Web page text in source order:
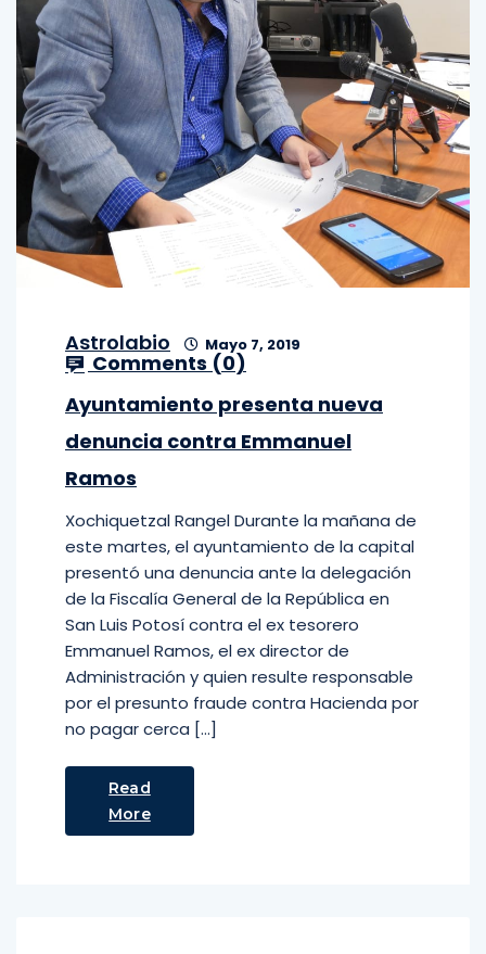
Astrolabio Mayo 7, 2019
Comments (0)
Ayuntamiento presenta nueva
denuncia contra Emmanuel
Ramos
Xochiquetzal Rangel Durante la mañana de
este martes, el ayuntamiento de la capital
presentó una denuncia ante la delegación
de la Fiscalía General de la República en
San Luis Potosí contra el ex tesorero
Emmanuel Ramos, el ex director de
Administración y quien resulte responsable
por el presunto fraude contra Hacienda por
no pagar cerca […]
Read
More